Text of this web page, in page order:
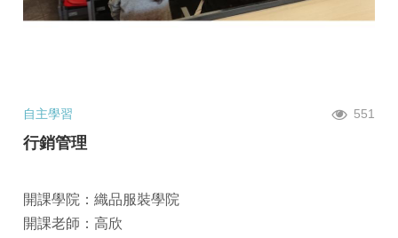
自主學習 551
行銷管理
開課學院：織品服裝學院
開課老師：高欣